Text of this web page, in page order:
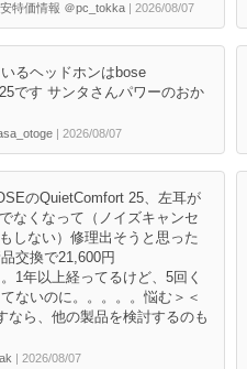
特価情報 ＠pc_tokka | 2026/08/07
るヘッドホンはbose
です サンタさんパワーのおか
| 2026/08/07
のQuietComfort 25、左耳が
なくなって（ノイズキャンセ
しない）修理出そうと思った
交換で21,600円
1年以上経ってるけど、5回く
ないのに。。。。。悩む＞＜
なら、他の製品を検討するのも
| 2026/08/07